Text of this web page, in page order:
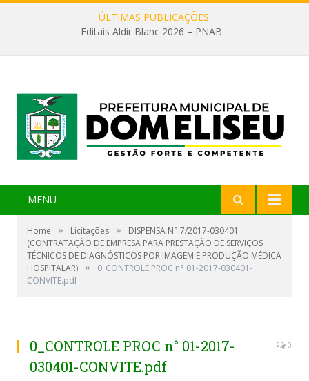
ÚLTIMAS PUBLICAÇÕES:
Editais Aldir Blanc 2026 – PNAB
MENU
Home » Licitações »
DISPENSA N° 7/2017-030401
(CONTRATAÇÃO DE EMPRESA PARA PRESTAÇÃO DE SERVIÇOS
TÉCNICOS DE DIAGNÓSTICOS POR IMAGEM E PRODUÇÃO MÉDICA
HOSPITALAR) »
0_CONTROLE PROC n° 01-2017-030401-
CONVITE.pdf
0_CONTROLE PROC n° 01-2017-
030401-CONVITE.pdf
0